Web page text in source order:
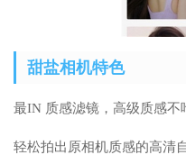
甜盐相机特色
最IN 质感滤镜，高级质感不
轻松拍出原相机质感的高清